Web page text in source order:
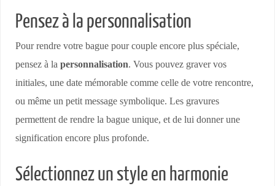
Pensez à la personnalisation
Pour rendre votre bague pour couple encore plus spéciale,
pensez à lapersonnalisation. Vous pouvez graver vos
initiales, une date mémorable comme celle de votre rencontre,
ou même un petit message symbolique. Les gravures
permettent de rendre la bague unique, et de lui donner une
signification encore plus profonde.
Sélectionnez un style en harmonie